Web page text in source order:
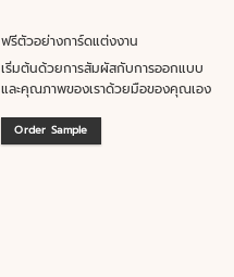
ฟรีตัวอย่างการ์ดแต่งงาน
เริ่มต้นด้วยการสัมผัสกับการออกแบบ
และคุณภาพของเราด้วยมือของคุณเอง
Order Sample